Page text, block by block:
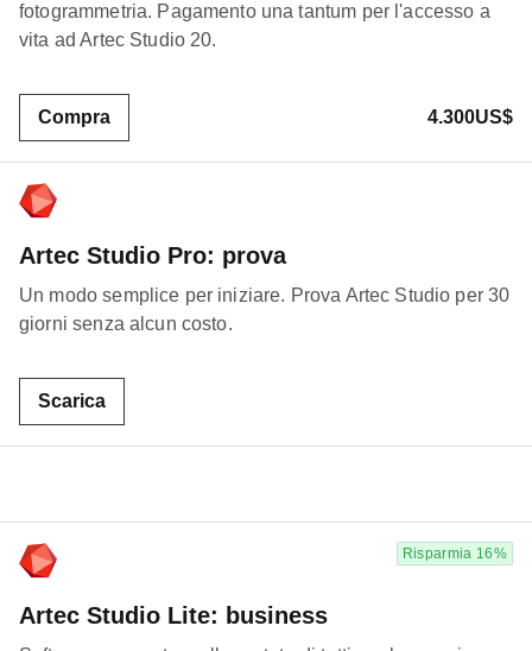
fotogrammetria. Pagamento una tantum per l'accesso a
vita ad Artec Studio 20.
Compra 4.300US$
Artec Studio Pro: prova
Un modo semplice per iniziare. Prova Artec Studio per 30
giorni senza alcun costo.
Scarica
Risparmia 16%
Artec Studio Lite: business